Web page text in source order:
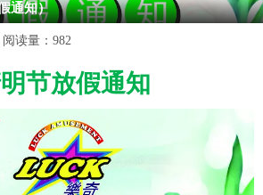
通知）
阅读量： 982
节放假通知